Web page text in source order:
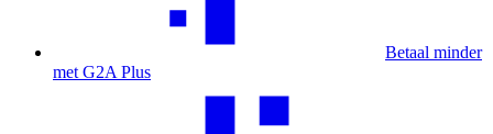
Betaal minder
met G2A Plus